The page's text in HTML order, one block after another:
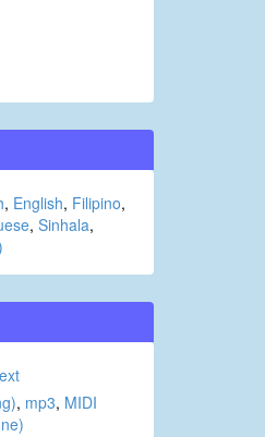
, English, Filipino,
, Sinhala,
, mp3, MIDI